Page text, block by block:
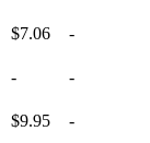
$7.06 -
- -
$9.95 -